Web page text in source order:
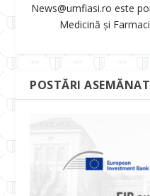
News@umfiasi.ro este
Medicină și
POSTĂRI